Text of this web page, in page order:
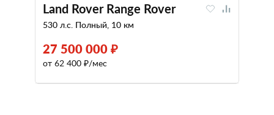
Land Rover Range Rover
530 л.с. Полный, 10 км
27 500 000 ₽
от 62 400 ₽/мес